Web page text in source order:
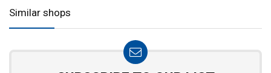
Similar shops